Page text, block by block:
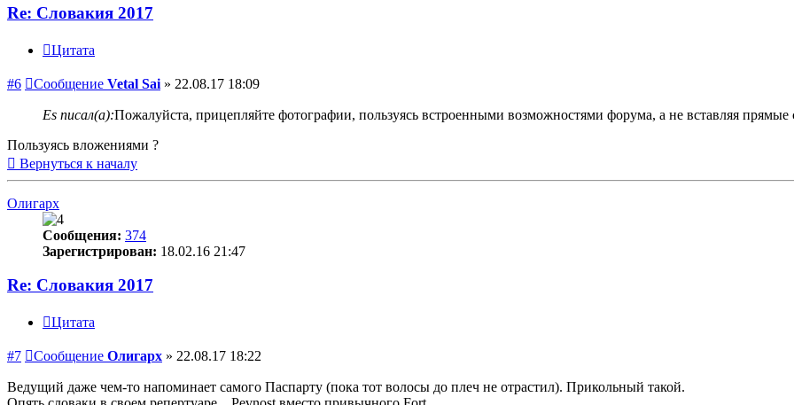
Re: Словакия 2017
Цитата
#6 Сообщение Vetal Sai » 22.08.17 18:09
Es писал(а):Пожалуйста, прицепляйте фотографии, пользуясь встроенными возможностями форума, а не вставляя прямые
Пользуясь вложениями ?
Вернуться к началу
Олигарх
Сообщения: 374
Зарегистрирован: 18.02.16 21:47
Re: Словакия 2017
Цитата
#7 Сообщение Олигарх » 22.08.17 18:22
Ведущий даже чем-то напоминает самого Паспарту (пока тот волосы до плеч не отрастил). Прикольный такой.